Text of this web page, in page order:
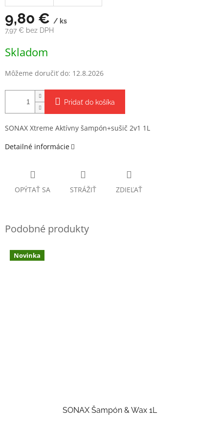
9,80 € / ks
7,97 € bez DPH
cena:
Skladom
Môžeme doručiť do: 12.8.2026
Pridať do košíka
SONAX Xtreme Aktívny šampón+sušič 2v1 1L
Detailné informácie
OPÝTAŤ SA STRÁŽIŤ ZDIEĽAŤ
Novinka
SONAX Šampón & Wax 1L